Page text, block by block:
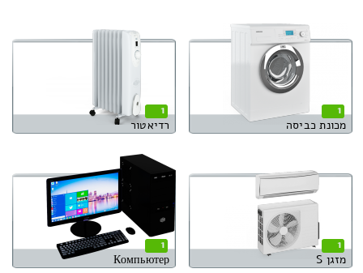
1
מכונת כביסה
1
רדיאטור
1
מזגן S
1
Компьютер